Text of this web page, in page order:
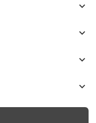

keyboard_arrow_down
keyboard_arrow_down
